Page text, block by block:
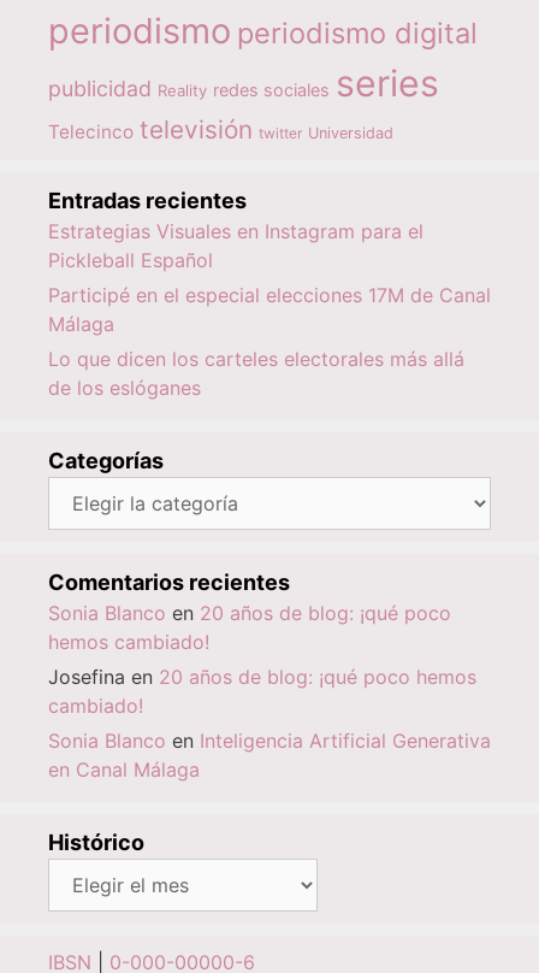
periodismo periodismo digital
publicidad Reality redes sociales series
Telecinco televisión twitter Universidad
Entradas recientes
Estrategias Visuales en Instagram para el
Pickleball Español
Participé en el especial elecciones 17M de Canal
Málaga
Lo que dicen los carteles electorales más allá
de los eslóganes
Categorías
Comentarios recientes
Sonia Blanco en 20 años de blog: ¡qué poco
hemos cambiado!
Josefina en 20 años de blog: ¡qué poco hemos
cambiado!
Sonia Blanco en Inteligencia Artificial Generativa
en Canal Málaga
Histórico
IBSN 0-000-00000-6